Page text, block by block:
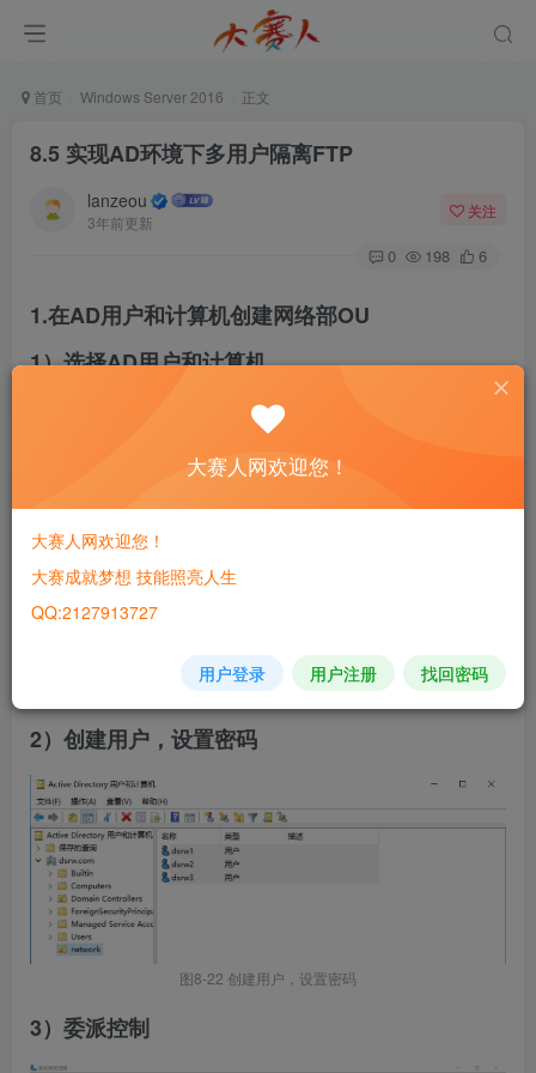
首页 Windows Server 2016 正文
8.5 实现AD环境下多用户隔离FTP
lanzeou
3年前更新
关注
0 198 6
1.在AD用户和计算机创建网络部OU
1）选择AD用户和计算机
图8-21 创建网络部及用户
2）创建用户，设置密码
图8-22 创建用户，设置密码
3）委派控制
大赛人网欢迎您！
大赛人网欢迎您！
大赛成就梦想 技能照亮人生
QQ:2127913727
用户登录 用户注册 找回密码